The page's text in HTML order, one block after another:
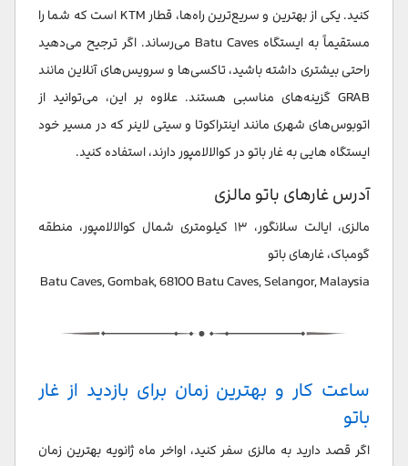
کنید. یکی از بهترین و سریع‌ترین راه‌ها، قطار KTM است که شما را
مستقیماً به ایستگاه Batu Caves می‌رساند. اگر ترجیح می‌دهید
راحتی بیشتری داشته باشید، تاکسی‌ها و سرویس‌های آنلاین مانند
GRAB گزینه‌های مناسبی هستند. علاوه بر این، می‌توانید از
اتوبوس‌های شهری مانند اینتراکوتا و سیتی لاینر که در مسیر خود
ایستگاه هایی به غار باتو در کوالالامپور دارند، استفاده کنید.
آدرس غارهای باتو مالزی
مالزی، ایالت سلانگور، ۱۳ کیلومتری شمال کوالالامپور، منطقه
گومباک، غارهای باتو
Batu Caves, Gombak, 68100 Batu Caves, Selangor, Malaysia
ساعت کار و بهترین زمان برای بازدید از غار
باتو
اگر قصد دارید به مالزی سفر کنید، اواخر ماه ژانویه بهترین زمان